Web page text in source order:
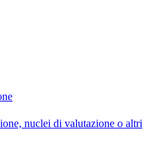
nuclei di valutazione o altri